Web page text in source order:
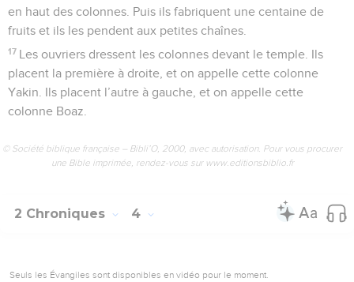
en haut des colonnes. Puis ils fabriquent une centaine de
fruits et ils les pendent aux petites chaînes.
17 Les ouvriers dressent les colonnes devant le temple. Ils
placent la première à droite, et on appelle cette colonne
Yakin. Ils placent l’autre à gauche, et on appelle cette
colonne Boaz.
© Société biblique française – Bibli’O, 2000, avec autorisation. Pour vous procurer
une Bible imprimée, rendez-vous sur www.editionsbiblio.fr
2 Chroniques 4
Seuls les Évangiles sont disponibles en vidéo pour le moment.